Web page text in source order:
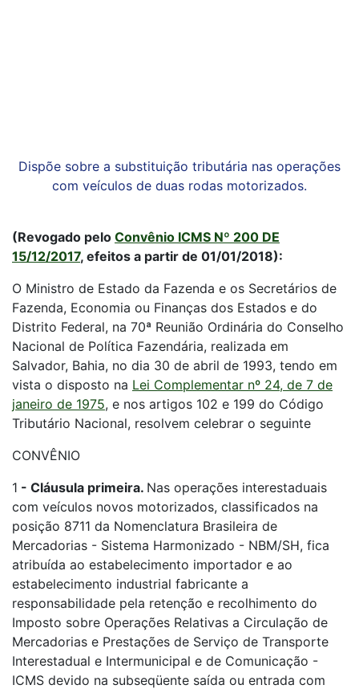
Dispõe sobre a substituição tributária nas operações
com veículos de duas rodas motorizados.
(Revogado pelo Convênio ICMS Nº 200 DE
15/12/2017, efeitos a partir de 01/01/2018):
O Ministro de Estado da Fazenda e os Secretários de
Fazenda, Economia ou Finanças dos Estados e do
Distrito Federal, na 70ª Reunião Ordinária do Conselho
Nacional de Política Fazendária, realizada em
Salvador, Bahia, no dia 30 de abril de 1993, tendo em
vista o disposto na Lei Complementar nº 24, de 7 de
janeiro de 1975, e nos artigos 102 e 199 do Código
Tributário Nacional, resolvem celebrar o seguinte
CONVÊNIO
1 - Cláusula primeira. Nas operações interestaduais
com veículos novos motorizados, classificados na
posição 8711 da Nomenclatura Brasileira de
Mercadorias - Sistema Harmonizado - NBM/SH, fica
atribuída ao estabelecimento importador e ao
estabelecimento industrial fabricante a
responsabilidade pela retenção e recolhimento do
Imposto sobre Operações Relativas a Circulação de
Mercadorias e Prestações de Serviço de Transporte
Interestadual e Intermunicipal e de Comunicação -
ICMS devido na subseqüente saída ou entrada com